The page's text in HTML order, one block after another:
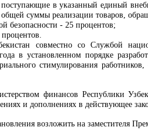
поступающие в указанный единый
суммы реализации товаров,
безопасности - 25 процентов;
процентов.
совместно со Службой
в установленном порядке
стимулирования
финансов Республики
и дополнениях в действующее
возложить на заместителя